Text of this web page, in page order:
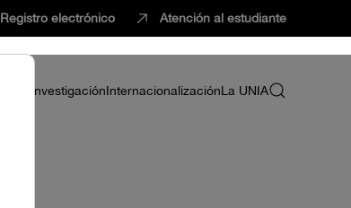
Registro electrónico Atención al estudiante
InvestigaciónInternacionalizaciónLa UNIA